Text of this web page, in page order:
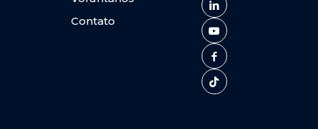
Contato